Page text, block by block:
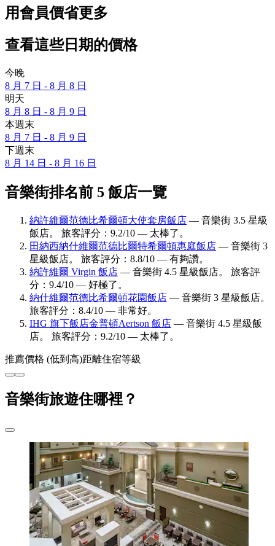
用會員價省更多
查看這些日期的價格
今晚
8 月 7 日 - 8 月 8 日
明天
8 月 8 日 - 8 月 9 日
本週末
8 月 7 日 - 8 月 9 日
下週末
8 月 14 日 - 8 月 16 日
音樂街排名前 5 飯店一覽
納許維爾范德比希爾頓大使套房飯店 — 音樂街 3.5 星級
飯店。 旅客評分：9.2/10 — 太棒了。
田納西納什維爾范德比爾特希爾頓惠庭飯店 — 音樂街 3
星級飯店。 旅客評分：8.8/10 — 有夠讚。
納許維爾 Virgin 飯店 — 音樂街 4.5 星級飯店。 旅客評
分：9.4/10 — 好極了。
納什維爾范德比希爾頓花園飯店 — 音樂街 3 星級飯店。
旅客評分：8.4/10 — 非常好。
IHG 旗下飯店金普頓Aertson 飯店 — 音樂街 4.5 星級飯
店。 旅客評分：9.2/10 — 太棒了。
推薦價格 (低到高)距離住宿等級
音樂街旅遊住哪裡？